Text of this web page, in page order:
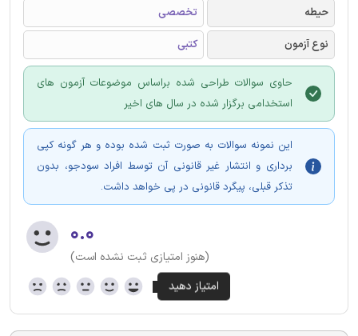
حیطه
تخصصی
نوع آزمون
کتبی
حاوی سوالات طراحی شده براساس موضوعات آزمون های
استخدامی برگزار شده در سال های اخیر
این نمونه سوالات به صورت ثبت شده بوده و هر گونه کپی
برداری و انتشار غیر قانونی آن توسط افراد سودجو، بدون
تذکر قبلی، پیگرد قانونی در پی خواهد داشت.
۰.۰
(هنوز امتیازی ثبت نشده است)